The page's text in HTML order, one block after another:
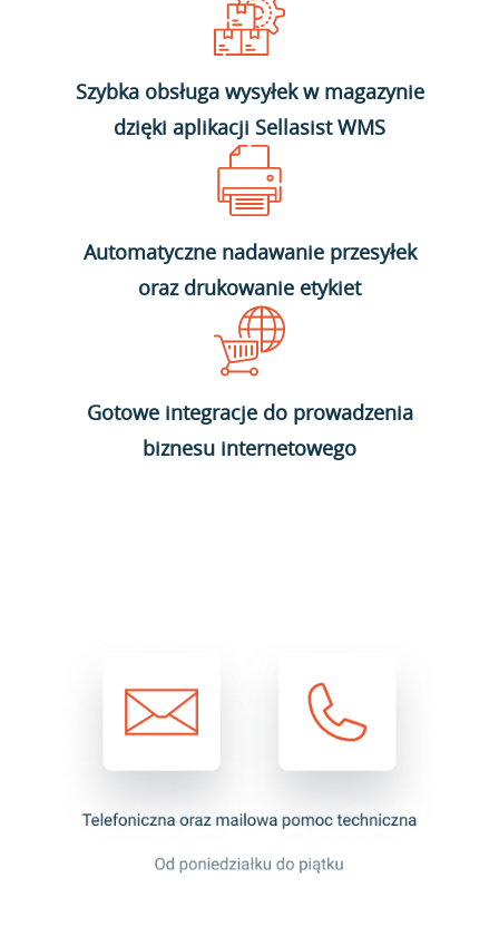
Szybka obsługa wysyłek w magazynie
dzięki aplikacji Sellasist WMS
Automatyczne nadawanie przesyłek
oraz drukowanie etykiet
Gotowe integracje do prowadzenia
biznesu internetowego